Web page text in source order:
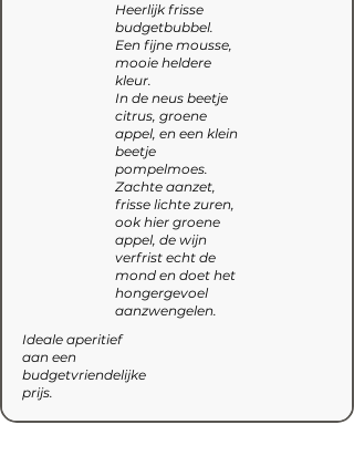
Heerlijk frisse
budgetbubbel.
Een fijne mousse,
mooie heldere
kleur.
In de neus beetje
citrus, groene
appel, en een klein
beetje
pompelmoes.
Zachte aanzet,
frisse lichte zuren,
ook hier groene
appel, de wijn
verfrist echt de
mond en doet het
hongergevoel
aanzwengelen.
Ideale aperitief
aan een
budgetvriendelijke
prijs.